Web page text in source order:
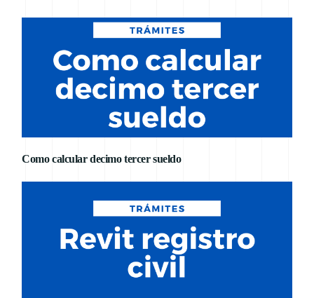
Como calcular decimo tercer sueldo